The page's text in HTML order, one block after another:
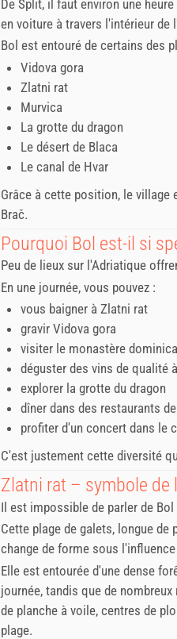
De Split, il faut environ une
en voiture à travers l'intérieur de
Bol est entouré de certains des
Vidova gora
Zlatni rat
Murvica
La grotte du dragon
Le désert de Blaca
Le canal de Hvar
Grâce à cette position, le village
Brač.
Pourquoi Bol est-il si
Peu de lieux sur l'Adriatique
En une journée, vous pouvez :
vous baigner à Zlatni rat
gravir Vidova gora
visiter le monastère
déguster des vins de qualité
explorer la grotte du dragon
dîner dans des restaurants
profiter d'un concert dans le
C'est justement cette diversité
Zlatni rat – symbole de
Il est impossible de parler de
Cette plage de galets, longue
change de forme sous
Elle est entourée d'une dense
journée, tandis que de
de planche à voile, centres de
plage.